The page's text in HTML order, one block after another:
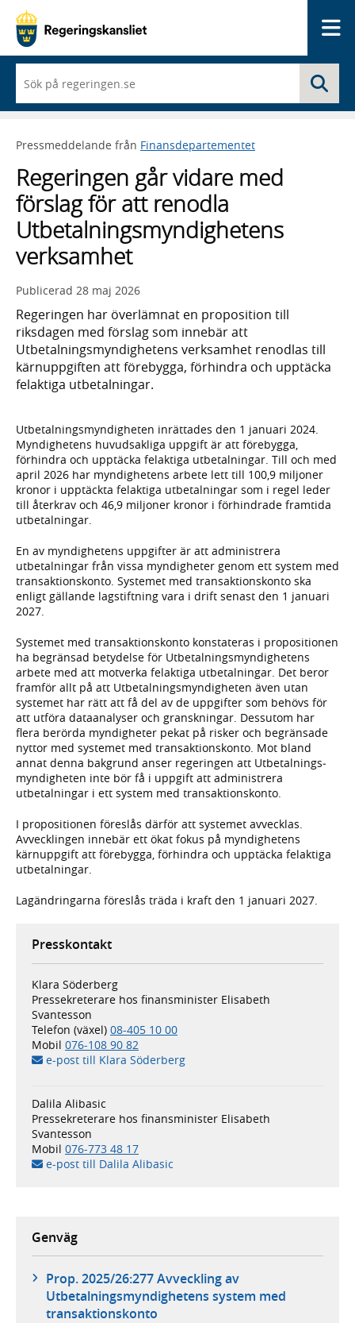
du
börjar
skriva
framträder
lista
med
sökförslag
Pressmeddelande från Finansdepartementet
Regeringen går vidare med
förslag för att renodla
Utbetalningsmyndighetens
verksamhet
Publicerad 28 maj 2026
Regeringen har överlämnat en proposition till
riksdagen med förslag som innebär att
Utbetalningsmyndighetens verksamhet renodlas till
kärnuppgiften att förebygga, förhindra och upptäcka
felaktiga utbetalningar.
Utbetalningsmyndigheten inrättades den 1 januari 2024.
Myndighetens huvudsakliga uppgift är att förebygga,
förhindra och upptäcka felaktiga utbetalningar. Till och med
april 2026 har myndighetens arbete lett till 100,9 miljoner
kronor i upptäckta felaktiga utbetalningar som i regel leder
till återkrav och 46,9 miljoner kronor i förhindrade framtida
utbetalningar.
En av myndighetens uppgifter är att administrera
utbetalningar från vissa myndigheter genom ett system med
transaktionskonto. Systemet med transaktionskonto ska
enligt gällande lagstiftning vara i drift senast den 1 januari
2027.
Systemet med transaktionskonto konstateras i propositionen
ha begränsad betydelse för Utbetalningsmyndighetens
arbete med att motverka felaktiga utbetalningar. Det beror
framför allt på att Utbetalningsmyndigheten även utan
systemet har rätt att få del av de uppgifter som behövs för
att utföra dataanalyser och granskningar. Dessutom har
flera berörda myndigheter pekat på risker och begränsade
nyttor med systemet med transaktionskonto. Mot bland
annat denna bakgrund anser regeringen att Utbetalnings­
myndigheten inte bör få i uppgift att administrera
utbetalningar i ett system med transaktionskonto.
I propositionen föreslås därför att systemet avvecklas.
Avvecklingen innebär ett ökat fokus på myndighetens
kärnuppgift att förebygga, förhindra och upptäcka felaktiga
utbetalningar.
Lagändringarna föreslås träda i kraft den 1 januari 2027.
Presskontakt
Klara Söderberg
Pressekreterare hos finansminister Elisabeth
Svantesson
Telefon (växel) 08-405 10 00
Mobil 076-108 90 82
e-post till Klara Söderberg
Dalila Alibasic
Pressekreterare hos finansminister Elisabeth
Svantesson
Mobil 076-773 48 17
e-post till Dalila Alibasic
Genväg
Prop. 2025/26:277 Avveckling av
Utbetalningsmyndighetens system med
transaktionskonto